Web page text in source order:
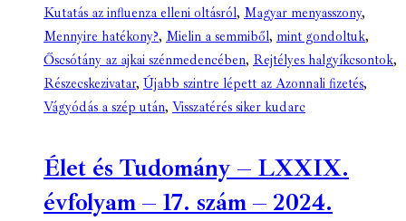
Kutatás az influenza elleni oltásról, Magyar menyasszony,
Mennyire hatékony?, Mielin a semmiből, mint gondoltuk,
Őscsótány az ajkai szénmedencében, Rejtélyes halgyíkcsontok,
Részecskezivatar, Újabb szintre lépett az Azonnali fizetés,
Vágyódás a szép után, Visszatérés siker kudarc
Élet és Tudomány – LXXIX.
évfolyam – 17. szám – 2024.